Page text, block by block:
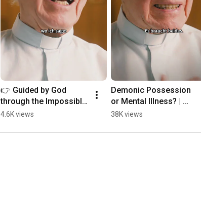
👉 Guided by God
through the Impossible
| Father Buob
4.6K views
Demonic Possession
or Mental Illness? |
Father Buob #church
#catholic
38K views